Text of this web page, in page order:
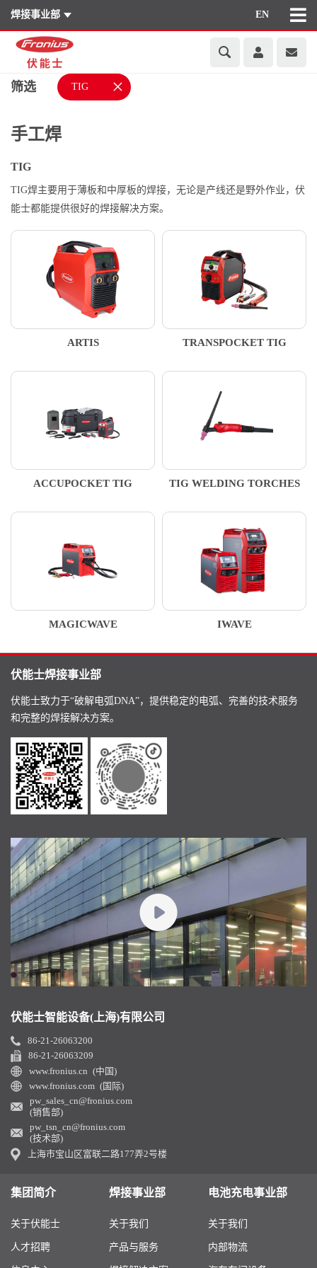
焊接事业部 EN
筛选 TIG ×
手工焊
TIG
TIG焊主要用于薄板和中厚板的焊接，无论是产线还是野外作业，伏
能士都能提供很好的焊接解决方案。
ARTIS TRANSPOCKET TIG
ACCUPOCKET TIG TIG WELDING TORCHES
MAGICWAVE IWAVE
伏能士焊接事业部
伏能士致力于“破解电弧DNA”，提供稳定的电弧、完善的技术服务
和完整的焊接解决方案。
伏能士智能设备(上海)有限公司
86-21-26063200
86-21-26063209
www.fronius.cn (中国)
www.fronius.com (国际)
pw_sales_cn@fronius.com
(销售部)
pw_tsn_cn@fronius.com
(技术部)
上海市宝山区富联二路177弄2号楼
集团简介
关于伏能士
人才招聘
焊接事业部
关于我们
产品与服务
电池充电事业部
关于我们
内部物流